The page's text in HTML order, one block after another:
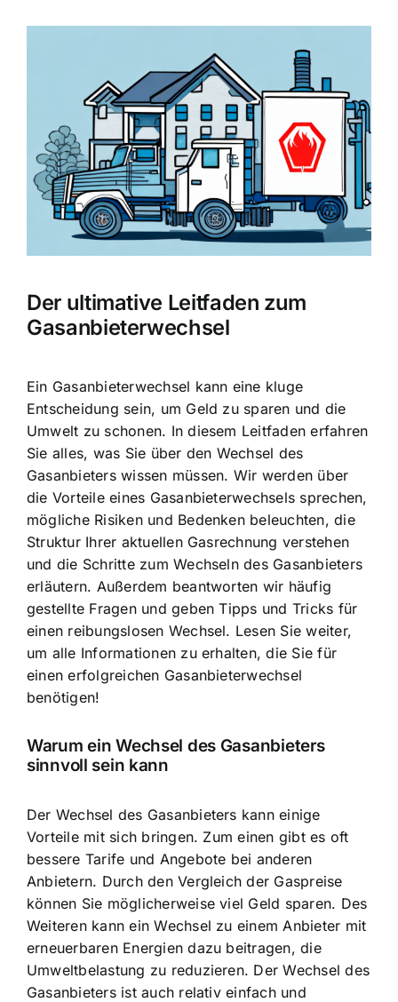
Der ultimative Leitfaden zum
Gasanbieterwechsel
Ein Gasanbieterwechsel kann eine kluge
Entscheidung sein, um Geld zu sparen und die
Umwelt zu schonen. In diesem Leitfaden erfahren
Sie alles, was Sie über den Wechsel des
Gasanbieters wissen müssen. Wir werden über
die Vorteile eines Gasanbieterwechsels sprechen,
mögliche Risiken und Bedenken beleuchten,die
Struktur Ihrer aktuellen Gasrechnung verstehen
und die Schritte zum Wechseln des Gasanbieters
erläutern. Außerdem beantworten wir häufig
gestellte Fragen und geben Tipps und Tricks für
einen reibungslosen Wechsel. Lesen Sie weiter,
um alle Informationen zu erhalten, die Sie für
einen erfolgreichen Gasanbieterwechsel
benötigen!
Warum ein Wechsel des Gasanbieters
sinnvoll sein kann
Der Wechsel des Gasanbieters kann einige
Vorteile mit sich bringen. Zum einen gibt es oft
bessere Tarife und Angebote bei anderen
Anbietern. Durch denVergleich der Gaspreise
können Sie möglicherweise viel Geld sparen. Des
Weiteren kann ein Wechsel zu einem Anbieter mit
erneuerbaren Energien dazu beitragen, die
Umweltbelastung zu reduzieren. Der Wechsel des
Gasanbieters ist auch relativ einfach und